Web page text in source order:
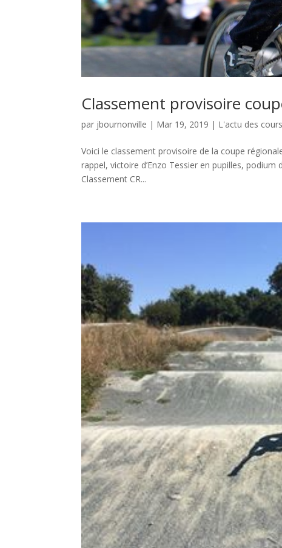
Classement provisoire
par jbournonville | Mar 19, 2019 | L'actu des
Voici le classement provisoire de la coupe
rappel, victoire d’Enzo Tessier en pupilles,
Classement CR...